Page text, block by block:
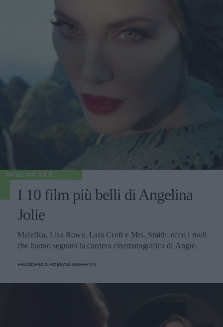
ANGELINA JOLIE
I 10 film più belli di Angelina
Jolie
Malefica, Lisa Rowe, Lara Croft e Mrs. Smith: ecco i ruoli
che hanno segnato la carriera cinematografica di Angie.
FRANCESCA ROMANA BUFFETTI